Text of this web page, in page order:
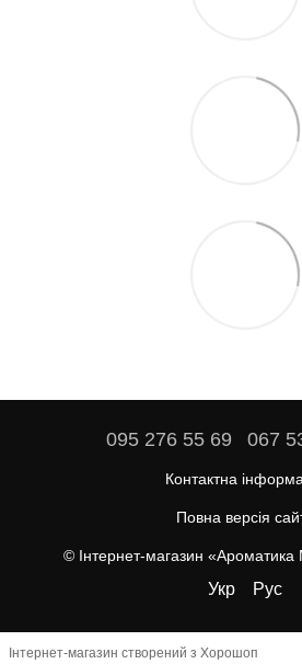
095 276 55 69 067
Контактна
Повна версія
© Інтернет-магазин
Укр Рус
Інтернет-магазин створений з Хорошоп